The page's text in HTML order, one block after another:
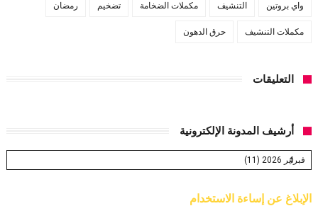
واي بروتين التنشيف مكملات الضخامة تضخيم رمضان
مكملات التنشيف حرق الدهون
التعليقات
أرشيف المدونة الإلكترونية
الإبلاغ عن إساءة الاستخدام